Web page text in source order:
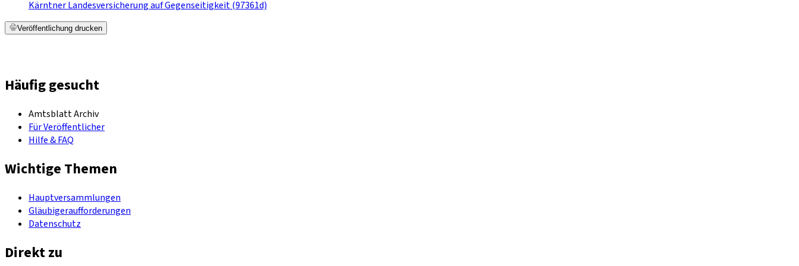
Kärntner Landesversicherung auf Gegenseitigkeit (97361d)
Veröffentlichung drucken
Häufig gesucht
Amtsblatt Archiv
Für Veröffentlicher
Hilfe & FAQ
Wichtige Themen
Hauptversammlungen
Gläubigeraufforderungen
Datenschutz
Direkt zu